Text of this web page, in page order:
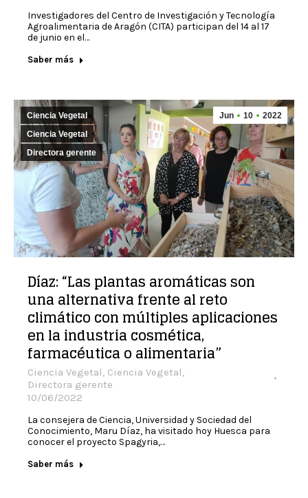
Investigadores del Centro de Investigación y Tecnología
Agroalimentaria de Aragón (CITA) participan del 14 al 17
de junio en el…
Saber más
Jun 10 2022
Ciencia Vegetal
Ciencia Vegetal
Directora gerente
Díaz: “Las plantas aromáticas son
una alternativa frente al reto
climático con múltiples aplicaciones
en la industria cosmética,
farmacéutica o alimentaria”
Ciencia Vegetal, Ciencia Vegetal,
Directora gerente
10/06/2022
La consejera de Ciencia, Universidad y Sociedad del
Conocimiento, Maru Díaz, ha visitado hoy Huesca para
conocer el proyecto Spagyria,…
Saber más